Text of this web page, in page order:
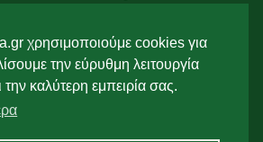
χρησιμοποιούμε cookies για
την εύρυθμη λειτουργία
την καλύτερη εμπειρία σας.
μας